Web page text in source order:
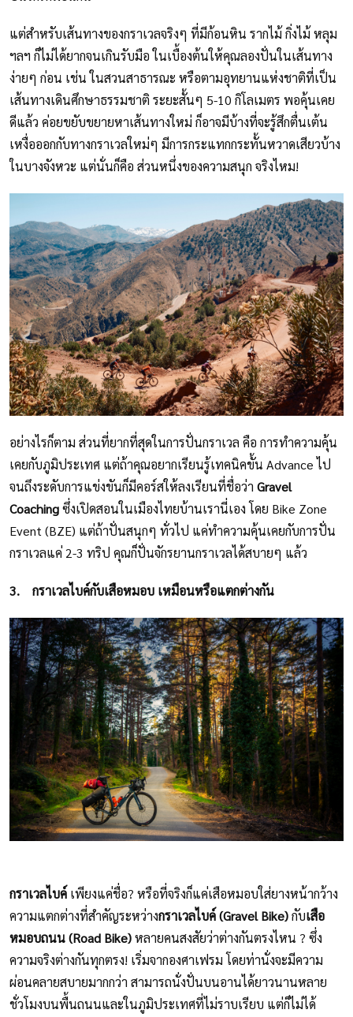
แต่สำหรับเส้นทางของกราเวลจริงๆ ที่มีก้อนหิน รากไม้ กิ่งไม้ หลุม
ฯลฯ ก็ไม่ได้ยากจนเกินรับมือ ในเบื้องต้นให้คุณลองปั่นในเส้นทาง
ง่ายๆ ก่อน เช่น ในสวนสาธารณะ หรือตามอุทยานแห่งชาติที่เป็น
เส้นทางเดินศึกษาธรรมชาติ ระยะสั้นๆ 5-10 กิโลเมตร พอคุ้นเคย
ดีแล้ว ค่อยขยับขยายหาเส้นทางใหม่ ก็อาจมีบ้างที่จะรู้สึกตื่นเต้น
เหงื่อออกกับทางกราเวลใหม่ๆ มีการกระแทกกระทั้นหวาดเสียวบ้าง
ในบางจังหวะ แต่นั่นก็คือ ส่วนหนึ่งของความสนุก จริงไหม!
อย่างไรก็ตาม ส่วนที่ยากที่สุดในการปั่นกราเวล คือ การทำความคุ้น
เคยกับภูมิประเทศ แต่ถ้าคุณอยากเรียนรู้เทคนิคขั้น Advance ไป
จนถึงระดับการแข่งขันก็มีคอร์สให้ลงเรียนที่ชื่อว่า Gravel
Coachingซึ่งเปิดสอนในเมืองไทยบ้านเรานี่เอง โดย Bike Zone
Event (BZE) แต่ถ้าปั่นสนุกๆ ทั่วไป แค่ทำความคุ้นเคยกับการปั่น
กราเวลแค่ 2-3 ทริป คุณก็ปั่นจักรยานกราเวลได้สบายๆ แล้ว
3. กราเวลไบค์กับเสือหมอบ เหมือนหรือแตกต่างกัน
กราเวลไบค์ เพียงแค่ชื่อ? หรือที่จริงก็แค่เสือหมอบใส่ยางหน้ากว้าง
ความแตกต่างที่สำคัญระหว่างกราเวลไบค์ (Gravel Bike)กับเสือ
หมอบถนน (Road Bike)หลายคนสงสัยว่าต่างกันตรงไหน ? ซึ่ง
ความจริงต่างกันทุกตรง! เริ่มจากองศาเฟรม โดยท่านั่งจะมีความ
ผ่อนคลายสบายมากกว่า สามารถนั่งปั่นบนอานได้ยาวนานหลาย
ชั่วโมงบนพื้นถนนและในภูมิประเทศที่ไม่ราบเรียบ แต่ก็ไม่ได้